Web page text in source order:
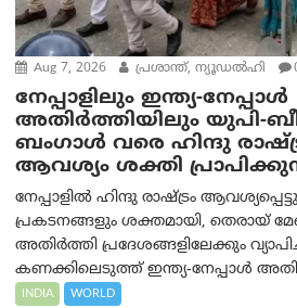
Aug 7, 2026 പ്രശാന്ത്, ന്യൂഡല്‍ഹി
നേപ്പാളിലും ഇന്ത്യ-നേപ്പാൾ
അതിർത്തിയിലും യുപി-
ബംഗാൾ വരെ ഹിന്ദു
ആവശ്യം ശക്തി
നേപ്പാളിൽ ഹിന്ദു രാഷ്ട്രം
പ്രകടനങ്ങളും ശക്തമായി, തെരായ്
അതിർത്തി പ്രദേശങ്ങളിലേക്കും
കണക്കിലെടുത്ത് ഇന്ത്യ-നേപ്പാൾ
INDIA WORLD